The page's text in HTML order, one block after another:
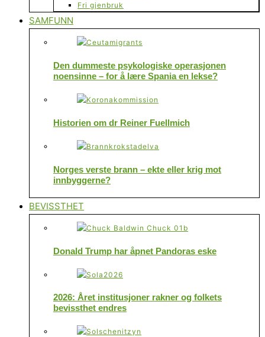
Fri gjenbruk
SAMFUNN
Den dummeste psykologiske operasjonen
noensinne – for å lære Spania en lekse?
Historien om dr Reiner Fuellmich
Norges verste brann – ekte eller krig mot
innbyggerne?
BEVISSTHET
Donald Trump har åpnet Pandoras eske
2026: Året institusjoner rakner og folkets
bevissthet endres